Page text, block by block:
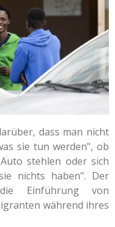
dass man nicht
sie tun werden", ob
stehlen oder sich
nichts haben". Der
Einführung von
während ihres